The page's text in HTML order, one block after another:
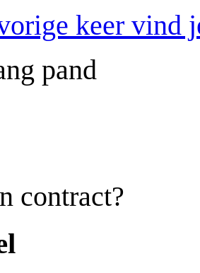
keer vind
pand
contract?